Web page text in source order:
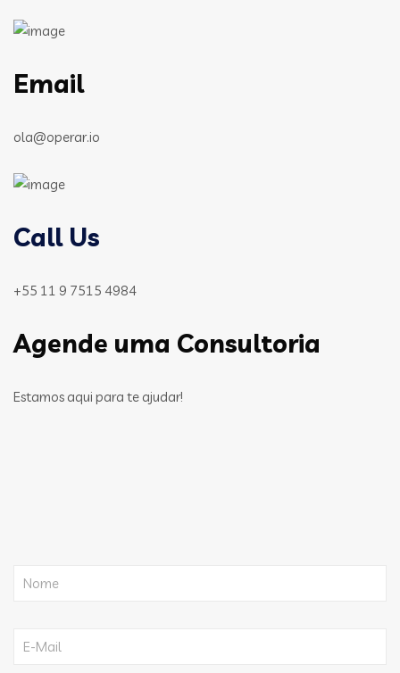
Email
ola@operar.io
Call Us
+55 11 9 7515 4984
Agende uma Consultoria
Estamos aqui para te ajudar!